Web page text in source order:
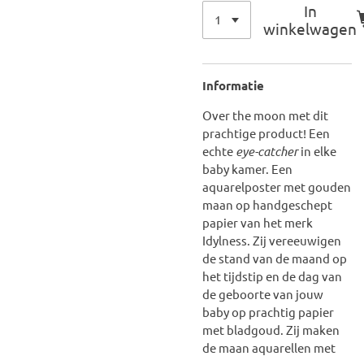
In
winkelwagen
Informatie
Over the moon met dit
prachtige product! Een
echte eye-catcherin elke
baby kamer. Een
aquarelposter met gouden
maan op handgeschept
papier van het merk
Idylness. Zij vereeuwigen
de stand van de maand op
het tijdstip en de dag van
de geboorte van jouw
baby op prachtig papier
met bladgoud. Zij maken
de maan aquarellen met